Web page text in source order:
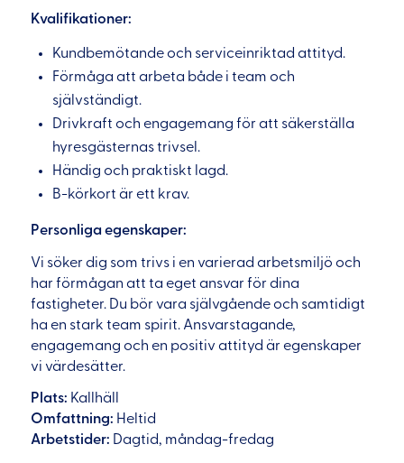
Kvalifikationer:
Kundbemötande och serviceinriktad attityd.
Förmåga att arbeta både i team och
självständigt.
Drivkraft och engagemang för att säkerställa
hyresgästernas trivsel.
Händig och praktiskt lagd.
B-körkort är ett krav.
Personliga egenskaper:
Vi söker dig som trivs i en varierad arbetsmiljö och
har förmågan att ta eget ansvar för dina
fastigheter. Du bör vara självgående och samtidigt
ha en stark team spirit. Ansvarstagande,
engagemang och en positiv attityd är egenskaper
vi värdesätter.
Plats: Kallhäll
Omfattning: Heltid
Arbetstider: Dagtid, måndag-fredag